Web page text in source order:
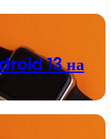
13 на